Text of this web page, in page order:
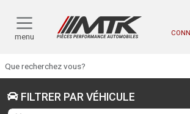
menu
FILTRER PAR VÉHICULE